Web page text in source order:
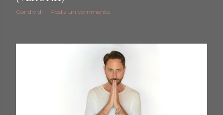
Condividi Posta un commento